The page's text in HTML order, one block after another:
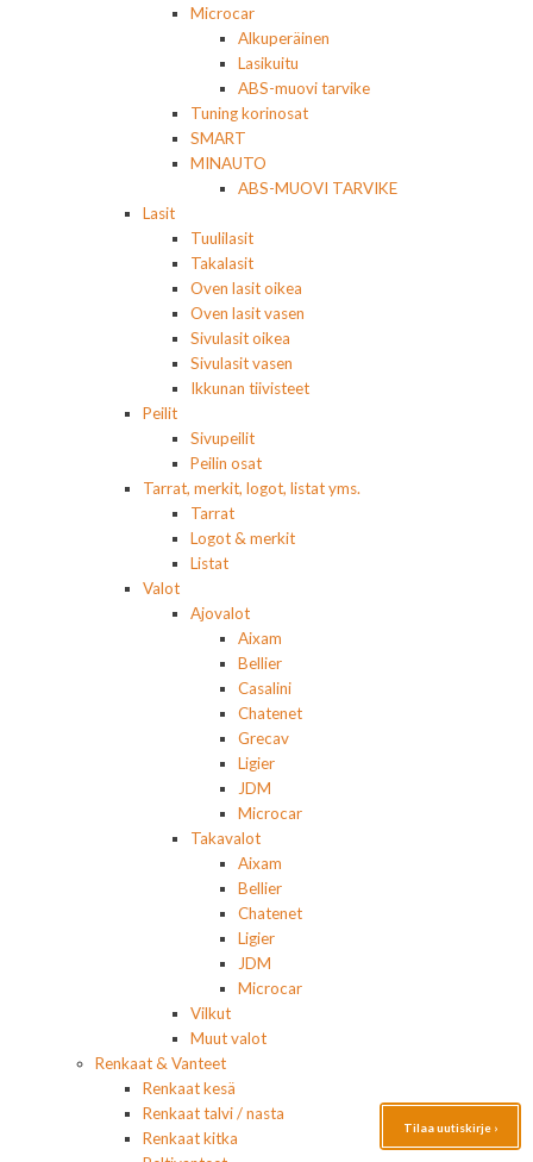
Microcar
Alkuperäinen
Lasikuitu
ABS-muovi tarvike
Tuning korinosat
SMART
MINAUTO
ABS-MUOVI TARVIKE
Lasit
Tuulilasit
Takalasit
Oven lasit oikea
Oven lasit vasen
Sivulasit oikea
Sivulasit vasen
Ikkunan tiivisteet
Peilit
Sivupeilit
Peilin osat
Tarrat, merkit, logot, listat yms.
Tarrat
Logot & merkit
Listat
Valot
Ajovalot
Aixam
Bellier
Casalini
Chatenet
Grecav
Ligier
JDM
Microcar
Takavalot
Aixam
Bellier
Chatenet
Ligier
JDM
Microcar
Vilkut
Muut valot
Renkaat & Vanteet
Renkaat kesä
Renkaat talvi / nasta
Renkaat kitka
Tilaa uutiskirje ›